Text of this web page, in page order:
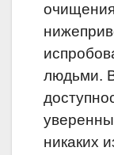
людьми.
никаких